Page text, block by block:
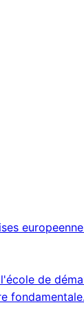
de
fondamentale.